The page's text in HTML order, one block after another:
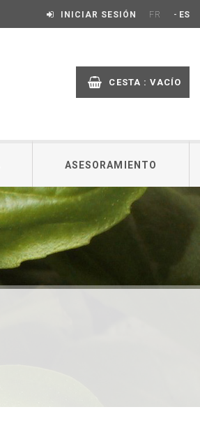
INICIAR SESIÓN FR - ES
CESTA : VACÍO
ASESORAMIENTO